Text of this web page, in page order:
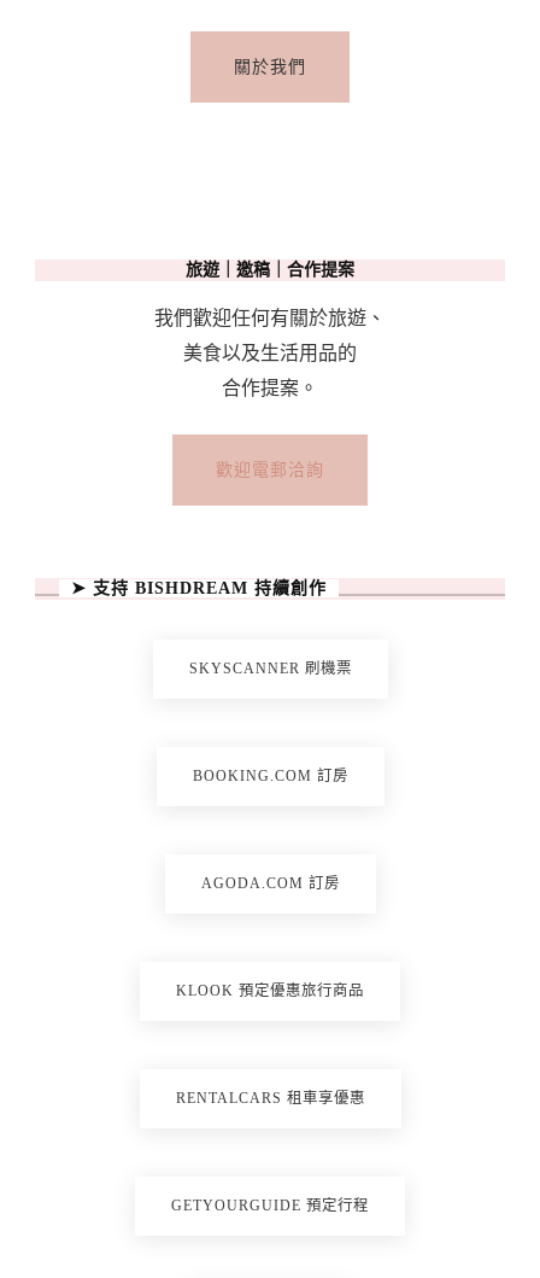
關於我們
旅遊｜邀稿｜合作提案
我們歡迎任何有關於旅遊、
美食以及生活用品的
合作提案。
歡迎電郵洽詢
➤ 支持 BISHDREAM 持續創作
SKYSCANNER 刷機票
BOOKING.COM 訂房
AGODA.COM 訂房
KLOOK 預定優惠旅行商品
RENTALCARS 租車享優惠
GETYOURGUIDE 預定行程